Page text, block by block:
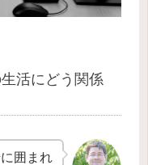
活にどう関係
囲まれ